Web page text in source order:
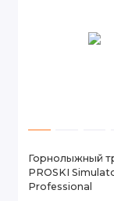
Горнолыжный
PROSKI
Professional